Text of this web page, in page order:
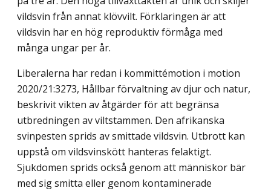
vildsvin från annat klövvilt. Förklaringen är att
vildsvin har en hög reproduktiv förmåga med
många ungar per år.
Liberalerna har redan i kommittémotion i motion
2020/21:3273, Hållbar förvaltning av djur och natur,
beskrivit vikten av åtgärder för att begränsa
utbredningen av vilt­stammen. Den afrikanska
svinpesten sprids av smittade vildsvin. Utbrott kan
uppstå om vildsvinskött hanteras felaktigt.
Sjukdomen sprids också genom att människor bär
med sig smitta eller genom kontaminerade